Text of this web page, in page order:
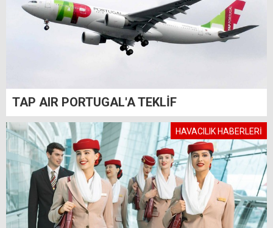
TAP AIR PORTUGAL'A TEKLİF
HAVACILIK HABERLERİ